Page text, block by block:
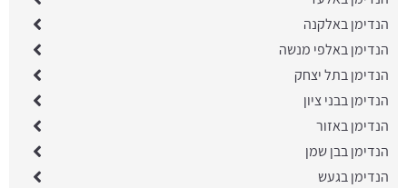
הנדימן באלקנה
הנדימן באלפי מנשה
הנדימן בתל יצחק
הנדימן בבני ציון
הנדימן באזור
הנדימן בבן שמן
הנדימן בגעש